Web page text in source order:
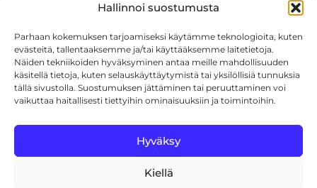
Hallinnoi suostumusta
Parhaan kokemuksen tarjoamiseksi käytämme teknologioita, kuten
evästeitä, tallentaaksemme ja/tai käyttääksemme laitetietoja.
Näiden tekniikoiden hyväksyminen antaa meille mahdollisuuden
käsitellä tietoja, kuten selauskäyttäytymistä tai yksilöllisiä tunnuksia
tällä sivustolla. Suostumuksen jättäminen tai peruuttaminen voi
vaikuttaa haitallisesti tiettyihin ominaisuuksiin ja toimintoihin.
Hyväksy
Kiellä
Oma tili
Maksutavat
Toimitustavat
Usein kysytyt kysymykset
+358 44 270 3795
asiakaspalvelu@toolcat.fi